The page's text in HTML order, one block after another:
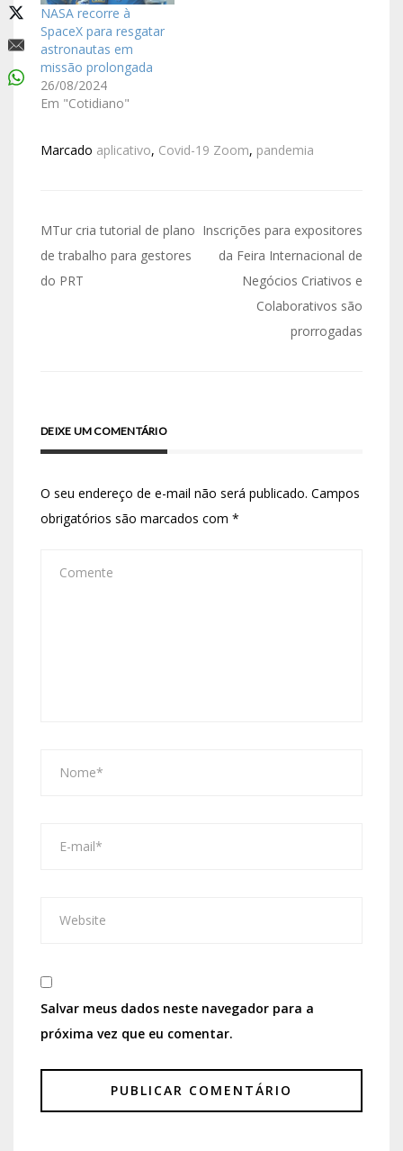
NASA recorre à
SpaceX para resgatar
astronautas em
missão prolongada
26/08/2024
Em "Cotidiano"
Marcado aplicativo, Covid-19 Zoom, pandemia
MTur cria tutorial de plano
de trabalho para gestores
do PRT
Inscrições para expositores
da Feira Internacional de
Negócios Criativos e
Colaborativos são
prorrogadas
DEIXE UM COMENTÁRIO
O seu endereço de e-mail não será publicado. Campos
obrigatórios são marcados com *
Salvar meus dados neste navegador para a
próxima vez que eu comentar.